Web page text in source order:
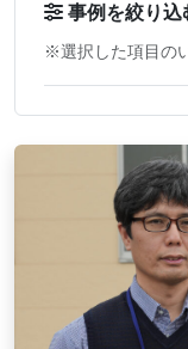
事例を絞り込
※選択した項目の